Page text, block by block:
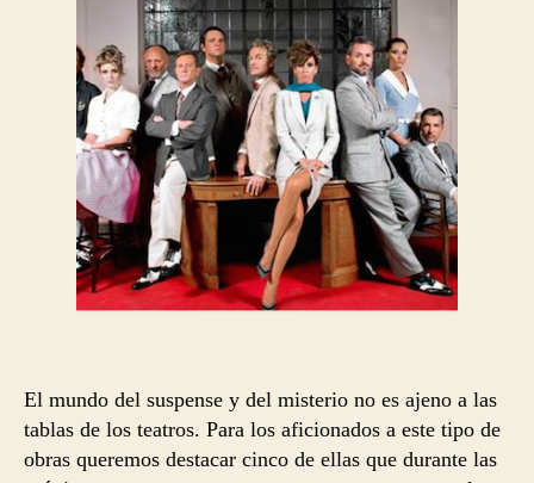
El mundo del suspense y del misterio no es ajeno a las
tablas de los teatros. Para los aficionados a este tipo de
obras queremos destacar cinco de ellas que durante las